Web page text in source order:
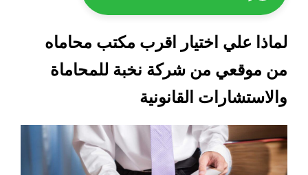
لماذا علي اختيار اقرب مكتب محاماه
من موقعي من شركة نخبة للمحاماة
والاستشارات القانونية